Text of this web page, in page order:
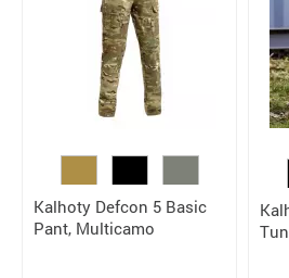
Kalhoty Defcon 5 Basic
Pant, Multicamo